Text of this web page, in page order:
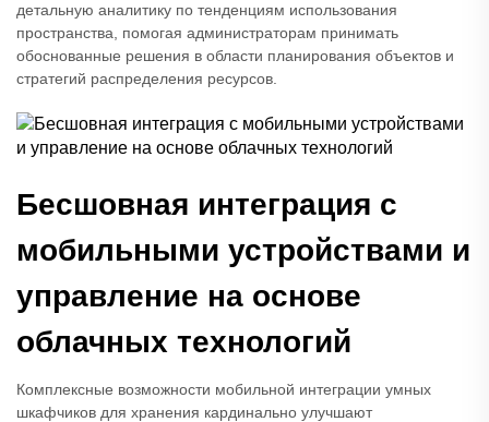
детальную аналитику по тенденциям использования
пространства, помогая администраторам принимать
обоснованные решения в области планирования объектов и
стратегий распределения ресурсов.
Бесшовная интеграция с
мобильными устройствами и
управление на основе
облачных технологий
Комплексные возможности мобильной интеграции умных
шкафчиков для хранения кардинально улучшают